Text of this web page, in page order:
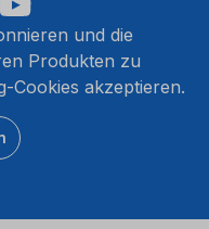
und die
Produkten zu
Cookies akzeptieren.